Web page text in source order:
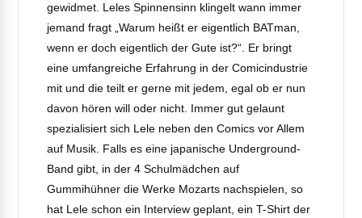
gewidmet. Leles Spinnensinn klingelt wann immer
jemand fragt „Warum heißt er eigentlich BATman,
wenn er doch eigentlich der Gute ist?“. Er bringt
eine umfangreiche Erfahrung in der Comicindustrie
mit und die teilt er gerne mit jedem, egal ob er nun
davon hören will oder nicht. Immer gut gelaunt
spezialisiert sich Lele neben den Comics vor Allem
auf Musik. Falls es eine japanische Underground-
Band gibt, in der 4 Schulmädchen auf
Gummihühner die Werke Mozarts nachspielen, so
hat Lele schon ein Interview geplant, ein T-Shirt der